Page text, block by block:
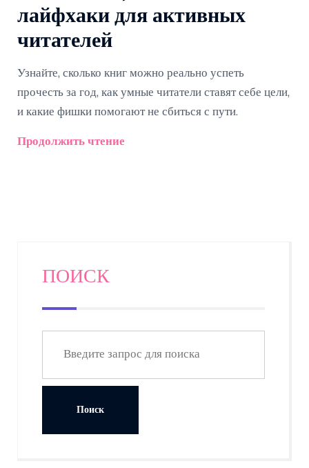
лайфхаки для активных
читателей
Узнайте, сколько книг можно реально успеть
прочесть за год, как умные читатели ставят себе цели,
и какие фишки помогают не сбиться с пути.
Продолжить чтение
ПОИСК